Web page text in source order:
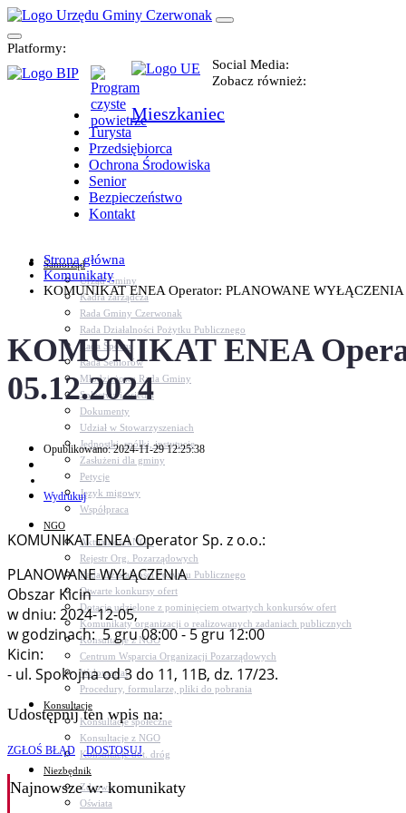
Platformy:
Social Media:
Zobacz również:
Mieszkaniec
Turysta
Przedsiębiorca
Ochrona Środowiska
Senior
Bezpieczeństwo
Kontakt
Samorząd
Urząd Gminy
Kadra zarządcza
Rada Gminy Czerwonak
Rada Działalności Pożytku Publicznego
Rada Sportu
Rada Seniorów
Młodzieżowa Rada Gminy
Sołectwa i osiedla
Dokumenty
Udział w Stowarzyszeniach
Jednostki, spółki, instytucje
Zasłużeni dla gminy
Petycje
Język migowy
Współpraca
NGO
Aktualności NGO
Rejestr Org. Pozarządowych
Rada Działalności Pożytku Publicznego
Otwarte konkursy ofert
Dotacje udzielone z pominięciem otwartych konkursów ofert
Komunikaty organizacji o realizowanych zadaniach publicznych
Konsultacje z NGO
Centrum Wsparcia Organizacji Pozarządowych
Wolontariat
Procedury, formularze, pliki do pobrania
Konsultacje
Konsultacje społeczne
Konsultacje z NGO
Konsultacje dot. dróg
Niezbędnik
Zdrowie
Oświata
Strona główna
Komunikaty
KOMUNIKAT ENEA Operator: PLANOWANE
KOMUNIKAT ENEA
05.12.2024
Opublikowano: 2024-11-29 12:25:38
Wydrukuj
KOMUNIKAT ENEA Operator Sp. z o.o.:
PLANOWANE WYŁĄCZENIA
Obszar Kicin
w dniu: 2024-12-05,
w godzinach: 5 gru 08:00 - 5 gru 12:00
Kicin:
- ul. Spokojna od 3 do 11, 11B, dz. 17/23.
Udostępnij ten wpis na:
ZGŁOŚ BŁĄD DOSTOSUJ
Najnowszew: komunikaty